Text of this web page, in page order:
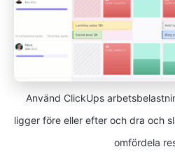
Använd ClickUps
ligger före eller efter och dra och
omfördela